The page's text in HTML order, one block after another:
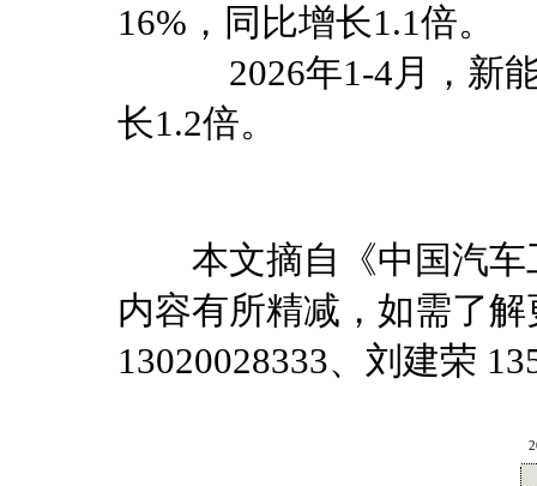
16%，同比增长1.1倍。
2026年1-4月，新能
长1.2倍。
本文摘自《中国汽车
内容有所精减，如需了
13020028333、刘建荣